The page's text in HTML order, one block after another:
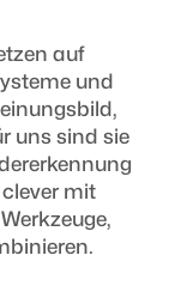
auf
und
uns sind sie
mit